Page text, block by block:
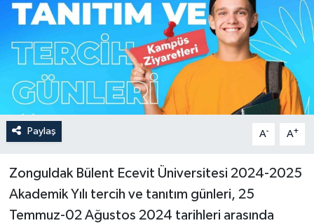
Paylaş A- A+
Zonguldak Bülent Ecevit Üniversitesi 2024-2025
Akademik Yılı tercih ve tanıtım günleri, 25
Temmuz-02 Ağustos 2024 tarihleri arasında